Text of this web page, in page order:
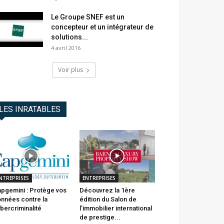
Le Groupe SNEF est un
concepteur et un intégrateur de
solutions...
4 avril 2016
Voir plus
LES INRATABLES
: Protège vos
contre la
ENTREPRISES
Découvrez la 1ère
édition du Salon de
l’immobilier international
de prestige...